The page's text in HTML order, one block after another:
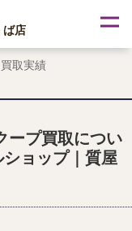
ば店
買取実績
ープ買取につい
ョップ｜質屋